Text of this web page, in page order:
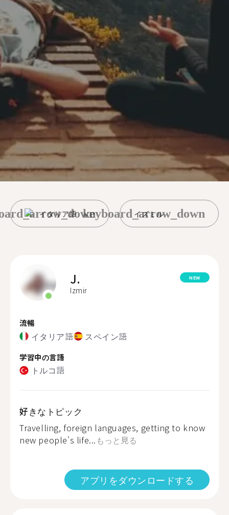
イタリア語 イズミル
keyboard_arrow_down
J.
Izmir
NEW
流暢
イタリア語 スペイン語
学習中の言語
トルコ語
好きなトピック
Travelling, foreign languages, getting to know
new people's life... もっと見る
アプリをダウンロードする